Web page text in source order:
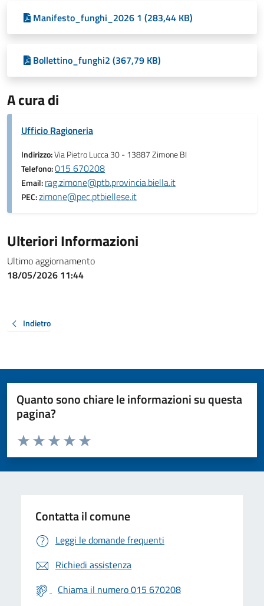
Manifesto_funghi_2026 1 (283,44 KB)
Bollettino_funghi2 (367,79 KB)
A cura di
Ufficio Ragioneria
Indirizzo:Via Pietro Lucca 30 - 13887 Zimone BI
Telefono:015 670208
Email:rag.zimone@ptb.provincia.biella.it
PEC:zimone@pec.ptbiellese.it
Ulteriori Informazioni
Ultimo aggiornamento
18/05/2026 11:44
Indietro
Quanto sono chiare le informazioni su questa
pagina?
Valuta da 1 a 5 stelle la pagina
Valuta 5 stelle su 5
Valuta 4 stelle su 5
Valuta 3 stelle su 5
Valuta 2 stelle su 5
Valuta 1 stelle su 5
Contatta il comune
Leggi le domande frequenti
Richiedi assistenza
Chiama il numero 015 670208